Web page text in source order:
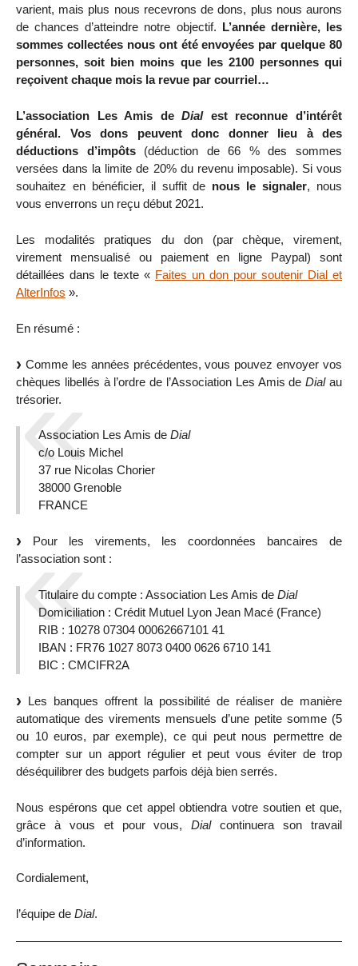
varient, mais plus nous recevrons de dons, plus nous aurons
de chances d’atteindre notre objectif. L’année dernière, les
sommes collectées nous ont été envoyées par quelque 80
personnes, soit bien moins que les 2100 personnes qui
reçoivent chaque mois la revue par courriel…
L’association Les Amis deDialest reconnue d’intérêt
général. Vos dons peuvent donc donner lieu à des
déductions d’impôts(déduction de 66 % des sommes
versées dans la limite de 20% du revenu imposable). Si vous
souhaitez en bénéficier, il suffit de nous le signaler, nous
vous enverrons un reçu début 2021.
Les modalités pratiques du don (par chèque, virement,
virement mensualisé ou paiement en ligne Paypal) sont
détaillées dans le texte « Faites un don pour soutenir Dial et
AlterInfos ».
En résumé :
Comme les années précédentes, vous pouvez envoyer vos
chèques libellés à l’ordre de l’Association Les Amis deDialau
trésorier.
Association Les Amis de Dial
c/o Louis Michel
37 rue Nicolas Chorier
38000 Grenoble
FRANCE
Pour les virements, les coordonnées bancaires de
l’association sont :
Titulaire du compte : Association Les Amis de Dial
Domiciliation : Crédit Mutuel Lyon Jean Macé (France)
RIB : 10278 07304 00062667101 41
IBAN : FR76 1027 8073 0400 0626 6710 141
BIC : CMCIFR2A
Les banques offrent la possibilité de réaliser de manière
automatique des virements mensuels d’une petite somme (5
ou 10 euros, par exemple), ce qui peut nous permettre de
compter sur un apport régulier et peut vous éviter de trop
déséquilibrer des budgets parfois déjà bien serrés.
Nous espérons que cet appel obtiendra votre soutien et que,
grâce à vous et pour vous,Dialcontinuera son travail
d’information.
Cordialement,
l’équipe de Dial.